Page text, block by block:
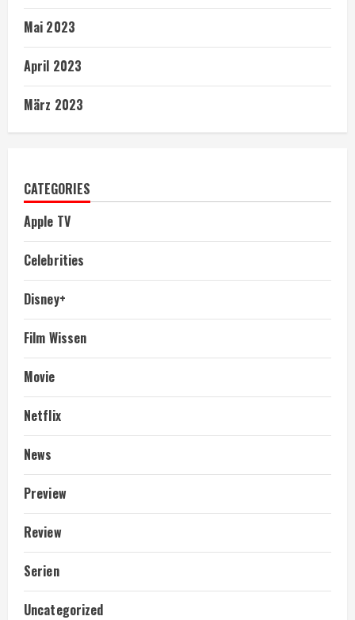
Mai 2023
April 2023
März 2023
CATEGORIES
Apple TV
Celebrities
Disney+
Film Wissen
Movie
Netflix
News
Preview
Review
Serien
Uncategorized